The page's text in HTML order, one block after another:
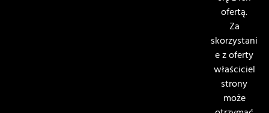
ofertą.
Za
skorzystani
e z oferty
właściciel
strony
może